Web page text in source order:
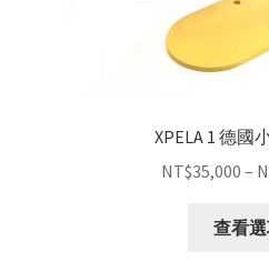
XPELA 1 德國
NT$35,000 –
查看